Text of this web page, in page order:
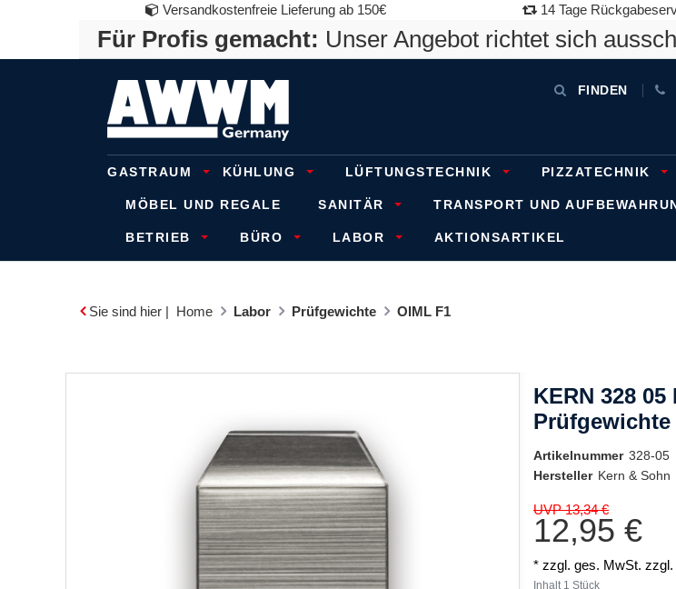
Versandkostenfreie Lieferung ab 150€ 14 Tage
Für Profis gemacht: Unser Angebot richtet sich
FINDEN
GASTRAUM KÜHLUNG LÜFTUNGSTECHNIK PIZZATECHNIK
MÖBEL UND REGALE SANITÄR TRANSPORT UND
BETRIEB BÜRO LABOR AKTIONSARTIKEL
Sie sind hier | Home Labor Prüfgewichte OIML F1
KERN 328
Prüfgewichte
Artikelnummer 328-05
Hersteller Kern & Sohn
UVP 13,34 €
12,95 €
* zzgl. ges. MwSt. zzgl.
Inhalt 1 Stück